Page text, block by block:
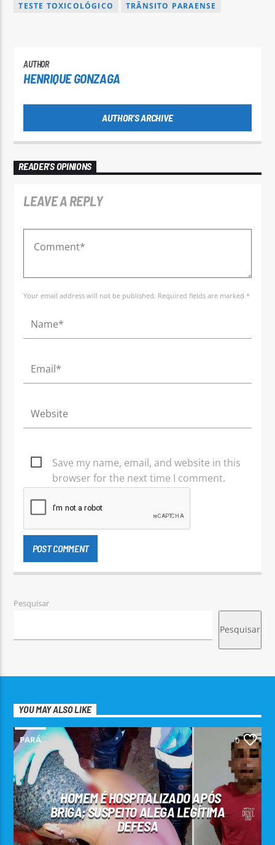
TESTE TOXICOLÓGICO
TRÂNSITO PARAENSE
AUTHOR
HENRIQUE GONZAGA
AUTHOR'S ARCHIVE
READER'S OPINIONS
LEAVE A REPLY
Your email address will not be published. Required fields are marked *
Save my name, email, and website in this
browser for the next time I comment.
Pesquisar
Pesquisar
YOU MAY ALSO LIKE
PARÁ 0
HOMEM É HOSPITALIZADO APÓS
BRIGA; SUSPEITO ALEGA LEGÍTIMA
DEFESA